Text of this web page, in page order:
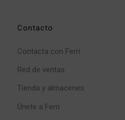
Contacto
Contacta con Ferri
Red de ventas
Tienda y almacenes
Únete a Ferri